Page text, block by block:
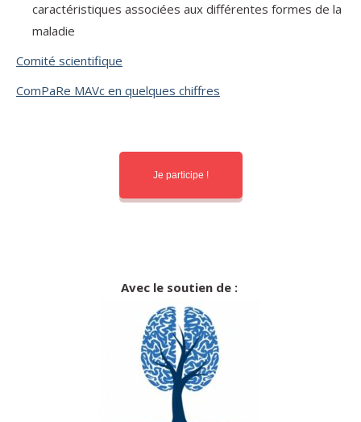
caractéristiques associées aux différentes formes de la
maladie
Comité scientifique
ComPaRe MAVc en quelques chiffres
Je participe !
Avec le soutien de :